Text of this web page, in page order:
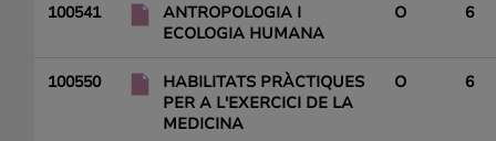
100541
ANTROPOLOGIA I
ECOLOGIA HUMANA
O 6
100550
HABILITATS PRÀCTIQUES
PER A L'EXERCICI DE LA
MEDICINA
O 6